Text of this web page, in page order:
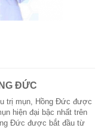
ĐỨC
trị mụn, Hồng Đức được
hiện đại bậc nhất trên
Đức được bắt đầu từ